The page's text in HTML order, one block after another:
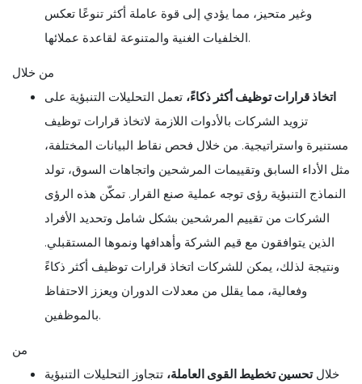
وغير متحيز، مما يؤدي إلى قوة عاملة أكثر تنوعًا تعكس
الخلفيات الغنية والمتنوعة لقاعدة عملائها.
من خلال
اتخاذ قرارات توظيف أكثر ذكاءً، تعمل التحليلات التنبؤية على
تزويد الشركات بالأدوات اللازمة لاتخاذ قرارات توظيف
مستنيرة واستراتيجية. من خلال فحص نقاط البيانات المختلفة،
مثل الأداء السابق وتقييمات المرشحين واتجاهات السوق، تولد
النماذج التنبؤية رؤى توجه عملية صنع القرار. تمكّن هذه الرؤى
الشركات من تقييم المرشحين بشكل شامل وتحديد الأفراد
الذين يتوافقون مع قيم الشركة وأهدافها ونموها المستقبلي.
ونتيجة لذلك، يمكن للشركات اتخاذ قرارات توظيف أكثر ذكاءً
وفعالية، مما يقلل من معدلات الدوران ويعزز الاحتفاظ
بالموظفين.
من
خلالتحسين تخطيط القوى العاملة، تتجاوز التحليلات التنبؤية